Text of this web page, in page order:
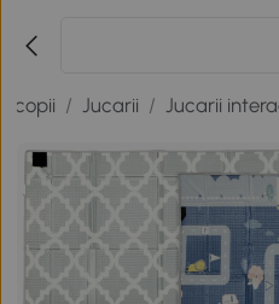
copii / Jucarii / Jucarii